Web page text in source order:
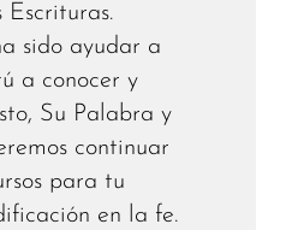
sido ayudar a
a conocer y
Su Palabra y
continuar
para tu
en la fe.